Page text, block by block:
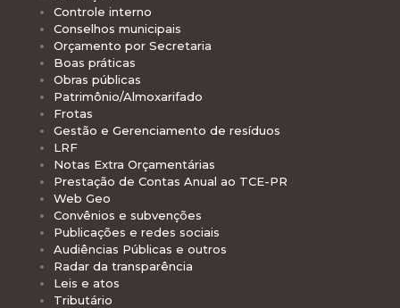
Controle interno
Conselhos municipais
Orçamento por Secretaria
Boas práticas
Obras públicas
Patrimônio/Almoxarifado
Frotas
Gestão e Gerenciamento de resíduos
LRF
Notas Extra Orçamentárias
Prestação de Contas Anual ao TCE-PR
Web Geo
Convênios e subvenções
Publicações e redes sociais
Audiências Públicas e outros
Radar da transparência
Leis e atos
Tributário